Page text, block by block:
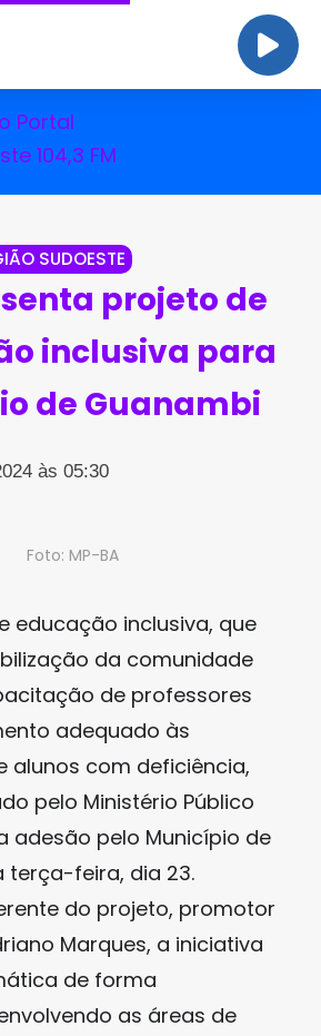
SUDOESTE
projeto de
inclusiva para
de Guanambi
às 05:30
Foto: MP-BA
educação inclusiva, que
da comunidade
de professores
adequado às
alunos com deficiência,
pelo Ministério Público
adesão pelo Município de
terça-feira, dia 23.
do projeto, promotor
Marques, a iniciativa
de forma
as áreas de